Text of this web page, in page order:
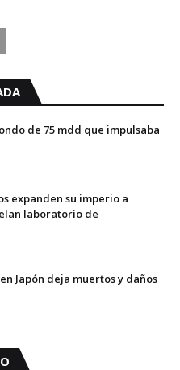
de 75 mdd que impulsaba
expanden su imperio a
laboratorio de
Japón deja muertos y daños